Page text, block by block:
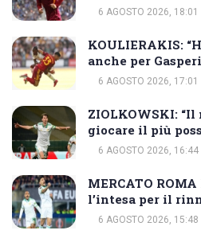
6 AGOSTO 2026, 18:01
KOULIERAKIS:
anche per
6 AGOSTO 2026, 17:01
ZIOLKOWSKI:
giocare il più
6 AGOSTO 2026, 16:44
MERCATO
l’intesa per il
6 AGOSTO 2026, 15:48